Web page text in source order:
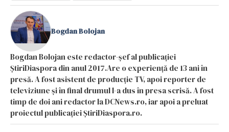
Bogdan Bolojan
Bogdan Bolojan este redactor-șef al publicației
ȘtiriDiaspora din anul 2017.Are o experiență de 13 ani în
presă. A fost asistent de producție TV, apoi reporter de
televiziune și în final drumul l-a dus în presa scrisă. A fost
timp de doi ani redactor la DCNews.ro, iar apoi a preluat
proiectul publicației ȘtiriDiaspora.ro.